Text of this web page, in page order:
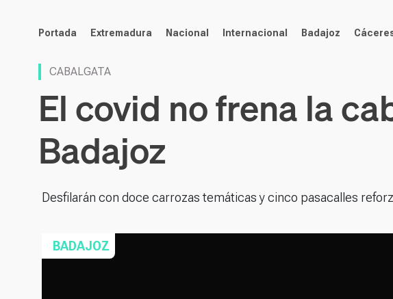
noticias
Portada Extremadura Nacional Internacional Badajoz
CABALGATA
El covid no frena la
Badajoz
Desfilarán con doce carrozas temáticas y cinco pasacalles
BADAJOZ